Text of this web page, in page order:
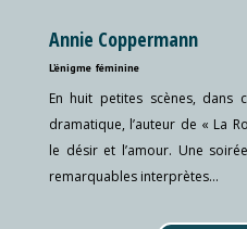
Annie Coppermann
L’énigme féminine
En huit petites scènes,
dramatique, l’auteur de « La
le désir et l’amour. Une
remarquables interprètes…